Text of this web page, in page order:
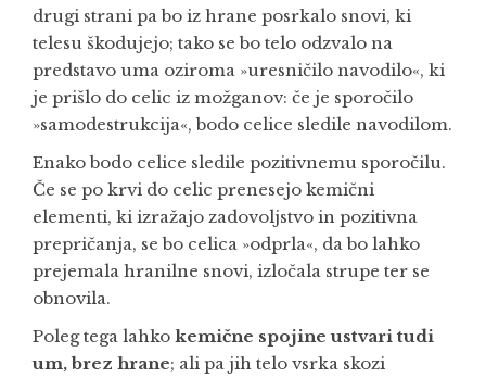
drugi strani pa bo iz hrane posrkalo snovi, ki
telesu škodujejo; tako se bo telo odzvalo na
predstavo uma oziroma »uresničilo navodilo«, ki
je prišlo do celic iz možganov: če je sporočilo
»samodestrukcija«, bodo celice sledile navodilom.
Enako bodo celice sledile pozitivnemu sporočilu.
Če se po krvi do celic prenesejo kemični
elementi, ki izražajo zadovoljstvo in pozitivna
prepričanja, se bo celica »odprla«, da bo lahko
prejemala hranilne snovi, izločala strupe ter se
obnovila.
Poleg tega lahko kemične spojine ustvari tudi
um, brez hrane; ali pa jih telo vsrka skozi